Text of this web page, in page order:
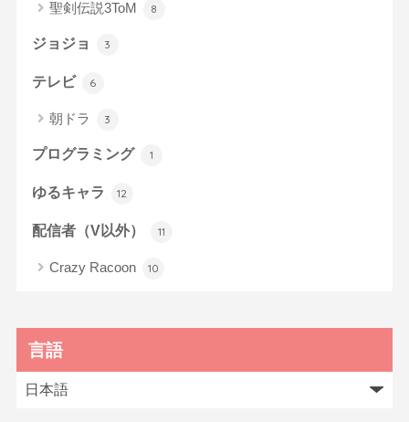
聖剣伝説3ToM 8
ジョジョ 3
テレビ 6
朝ドラ 3
プログラミング 1
ゆるキャラ 12
配信者（V以外） 11
Crazy Racoon 10
言語